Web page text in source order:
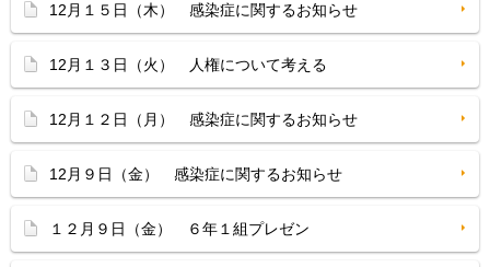
12月１５日（木） 感染症に関するお知らせ
12月１３日（火） 人権について考える
12月１２日（月） 感染症に関するお知らせ
12月９日（金） 感染症に関するお知らせ
１２月９日（金） ６年１組プレゼン